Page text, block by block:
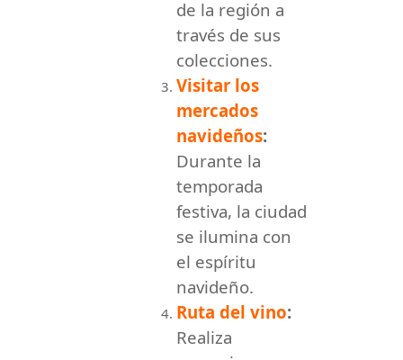
de la región a
través de sus
colecciones.
Visitar los
mercados
navideños:
Durante la
temporada
festiva, la ciudad
se ilumina con
el espíritu
navideño.
Ruta del vino:
Realiza